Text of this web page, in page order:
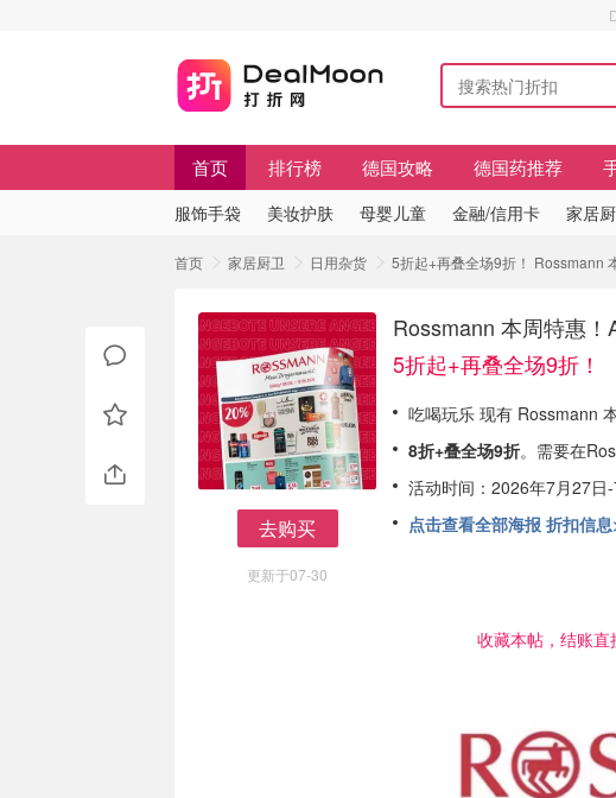
首页 排行榜 德国攻略 德国药推荐
服饰手袋 美妆护肤 母婴儿童 金融/信用卡 家居
首页 家居厨卫 日用杂货 5折起+再叠全场9折！ Rossmann
去购买
更新于07-30
Rossmann 本周特惠
5折起+再叠全场9折！
吃喝玩乐 现有 Rossmann
8折+叠全场9折。需要在
活动时间：2026年7月27日
点击查看全部海报 折扣信息
收藏本帖，结账